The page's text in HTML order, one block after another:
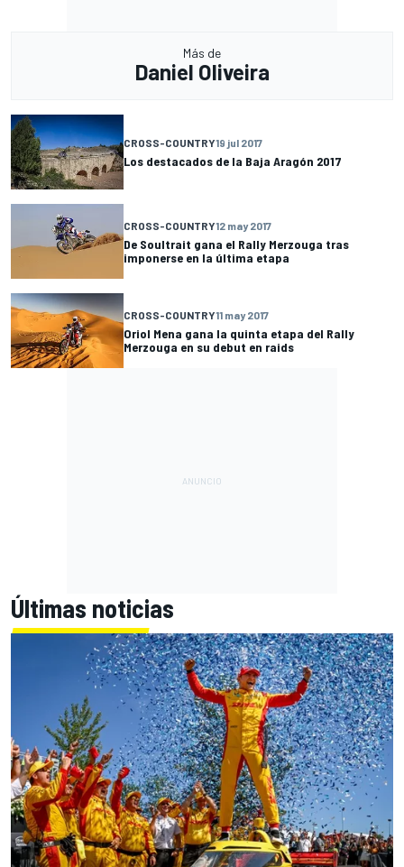
Más de
Daniel Oliveira
CROSS-COUNTRY19 jul 2017
Los destacados de la Baja Aragón 2017
CROSS-COUNTRY12 may 2017
De Soultrait gana el Rally Merzouga tras
imponerse en la última etapa
CROSS-COUNTRY11 may 2017
Oriol Mena gana la quinta etapa del Rally
Merzouga en su debut en raids
Últimas noticias